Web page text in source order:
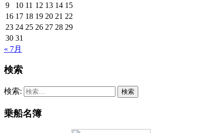
9
10 11 12 13 14 15
16 17 18 19 20 21 22
23 24 25 26 27 28 29
30 31
« 7月
検索
検索:
乗船名簿